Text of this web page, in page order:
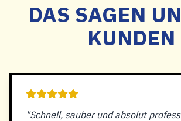
DAS SAGEN
KUNDEN
"Schnell, sauber und absolut